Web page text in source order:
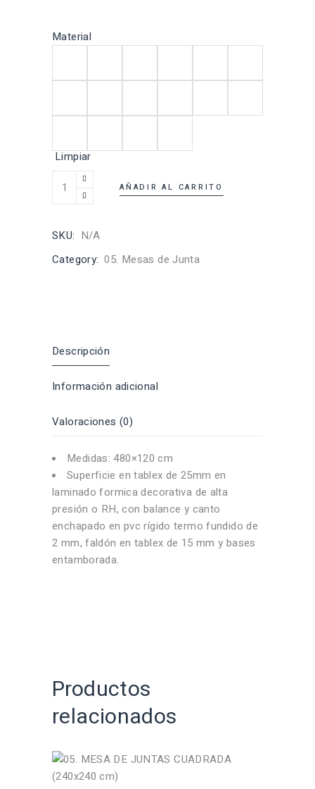
Material
Limpiar
AÑADIR AL CARRITO
SKU: N/A
Category: 05. Mesas de Junta
Descripción
Información adicional
Valoraciones (0)
Medidas: 480×120 cm
Superficie en tablex de 25mm en
laminado formica decorativa de alta
presión o RH, con balance y canto
enchapado en pvc rígido termo fundido de
2 mm, faldón en tablex de 15 mm y bases
entamborada.
Productos
relacionados